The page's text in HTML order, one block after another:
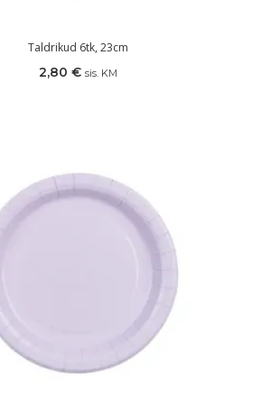
Taldrikud 6tk, 23cm
2,80 € sis. KM